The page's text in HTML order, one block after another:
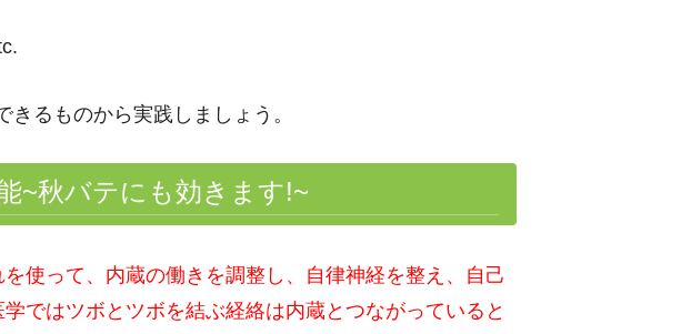
ものから実践しましょう。
~秋バテにも効きます!~
使って、内蔵の働きを調整し、自律神経を整え、自己
ではツボとツボを結ぶ経絡は内蔵とつながっていると